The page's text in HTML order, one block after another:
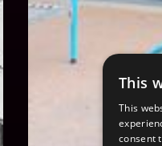
This
This
consent